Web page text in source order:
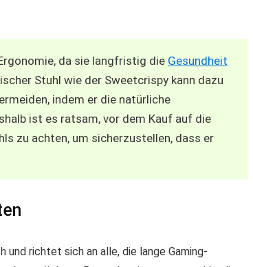
da sie langfristig die Gesundheit
Stuhl wie der Sweetcrispy kann dazu
indem er die natürliche
ist es ratsam, vor dem Kauf auf die
zu achten, um sicherzustellen, dass er
richtet sich an alle, die lange Gaming-